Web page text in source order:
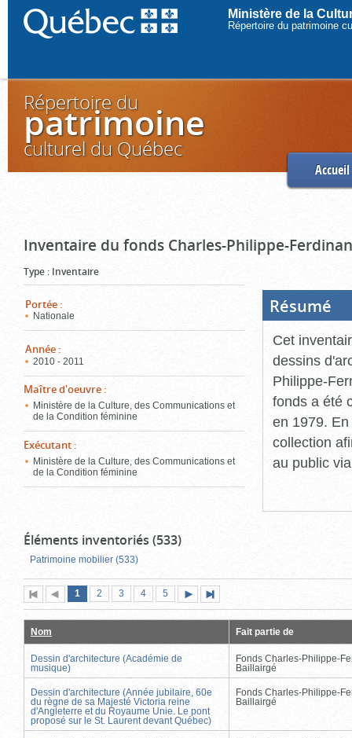
Ministère de la
Répertoire du patrimoine
Répertoire du
patrimoine
culturel du Québec
Accueil
Inventaire du fonds Charles-Philippe-
Type : Inventaire
Portée :
Nationale
Année :
2010 - 2011
Maître d'oeuvre :
Ministère de la Culture, des Communications et
de la Condition féminine
Exécutant :
Ministère de la Culture, des Communications et
de la Condition féminine
Résumé
Cet
dessins
Philippe-
fonds a été
en 1979.
collection
au public
Éléments inventoriés (533)
Patrimoine mobilier (533)
Première
page
Page
précédente
Page
1 (page
actuelle)
Page
2 Page
3 Page
4 Page
5
suivante
page
Nom Fait partie de
Dessin d'architecture (Académie de
musique)
Fonds Charles-Philippe-
Baillairgé
Dessin d'architecture (Année jubilaire, 60e
du règne de sa Majesté Victoria reine
d'Angleterre et du Royaume Unie. Le pont
proposé sur le St. Laurent devant Québec)
Fonds Charles-Philippe-
Baillairgé